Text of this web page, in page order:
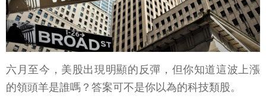
六月至今，美股出現明顯的反彈，但你知道這波上漲
的領頭羊是誰嗎？答案可不是你以為的科技類股。